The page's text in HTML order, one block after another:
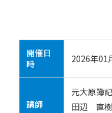
開催日
時
2026年01
講師
元大原簿
田辺 直